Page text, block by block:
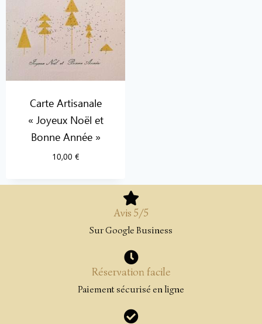
Carte Artisanale
« Joyeux Noël et
Bonne Année »
10,00 €
Avis 5/5
Sur Google Business
Réservation facile
Paiement sécurisé en ligne